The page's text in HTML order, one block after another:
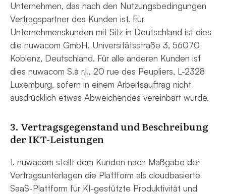
Unternehmen, das nach den Nutzungsbedingungen
Vertragspartner des Kunden ist. Für
Unternehmenskunden mit Sitz in Deutschland ist dies
die nuwacom GmbH, Universitätsstraße 3, 56070
Koblenz, Deutschland. Für alle anderen Kunden ist
dies nuwacom S.à r.l., 20 rue des Peupliers, L-2328
Luxemburg, sofern in einem Arbeitsauftrag nicht
ausdrücklich etwas Abweichendes vereinbart wurde.
3. Vertragsgegenstand und Beschreibung
der IKT-Leistungen
1. nuwacom stellt dem Kunden nach Maßgabe der
Vertragsunterlagen die Plattform als cloudbasierte
SaaS-Plattform für KI-gestützte Produktivität und